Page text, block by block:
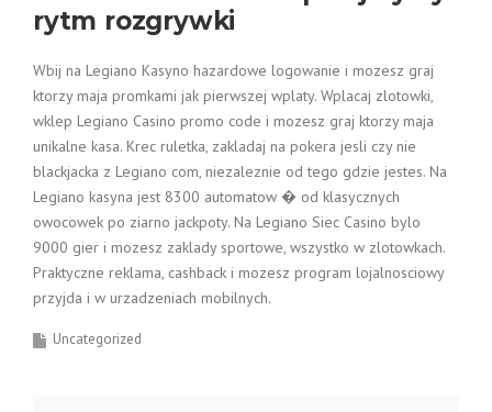
rytm rozgrywki
Wbij na Legiano Kasyno hazardowe logowanie i mozesz graj
ktorzy maja promkami jak pierwszej wplaty. Wplacaj zlotowki,
wklep Legiano Casino promo code i mozesz graj ktorzy maja
unikalne kasa. Krec ruletka, zakladaj na pokera jesli czy nie
blackjacka z Legiano com, niezaleznie od tego gdzie jestes. Na
Legiano kasyna jest 8300 automatow � od klasycznych
owocowek po ziarno jackpoty. Na Legiano Siec Casino bylo
9000 gier i mozesz zaklady sportowe, wszystko w zlotowkach.
Praktyczne reklama, cashback i mozesz program lojalnosciowy
przyjda i w urzadzeniach mobilnych.
Uncategorized